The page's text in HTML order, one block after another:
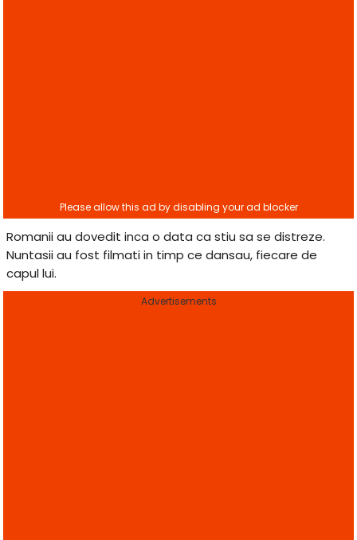
Romanii au dovedit inca o data ca stiu sa se distreze.
Nuntasii au fost filmati in timp ce dansau, fiecare de
capul lui.
Advertisements